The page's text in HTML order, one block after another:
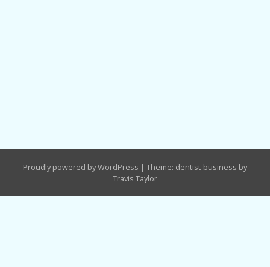
Proudly powered by WordPress | Theme: dentist-business by
Travis Taylor